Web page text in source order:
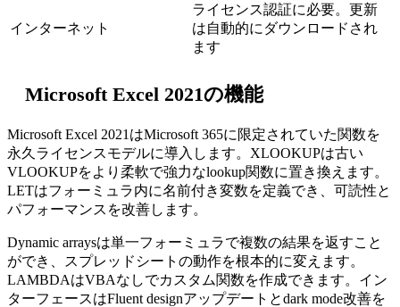
インターネット
ライセンス認証に必要。更新
は自動的にダウンロードされ
ます
Microsoft Excel 2021の機能
Microsoft Excel 2021はMicrosoft 365に限定されていた関数を
永久ライセンスモデルに導入します。XLOOKUPは古い
VLOOKUPをより柔軟で強力なlookup関数に置き換えます。
LETはフォーミュラ内に名前付き変数を定義でき、可読性と
パフォーマンスを改善します。
Dynamic arraysは単一フォーミュラで複数の結果を返すこと
ができ、スプレッドシートの動作を根本的に変えます。
LAMBDAはVBAなしでカスタム関数を作成できます。イン
ターフェースはFluent designアップデートとdark mode改善を